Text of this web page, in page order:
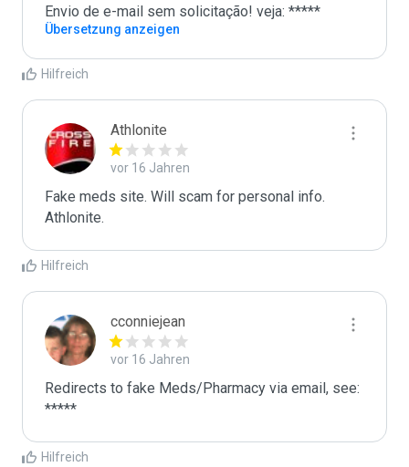
Envio de e-mail sem solicitação! veja: *****
Übersetzung anzeigen
Hilfreich
Athlonite
vor 16 Jahren
Fake meds site. Will scam for personal info.
Athlonite.
Hilfreich
cconniejean
vor 16 Jahren
Redirects to fake Meds/Pharmacy via email, see:
*****
Hilfreich